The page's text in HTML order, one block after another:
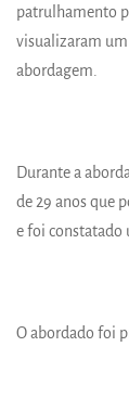
patrulhamento
visualizaram
abordagem.
Durante a
de 29 anos que
e foi constatado
O abordado foi